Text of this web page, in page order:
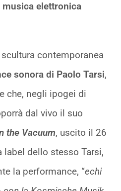
elettronica
contemporanea
sonora di Paolo Tarsi,
che, negli ipogei di
dal vivo il suo
the Vacuum, uscito il 26
label dello stesso Tarsi,
la performance, “echi